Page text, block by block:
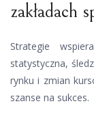
zakładach
Strategie
statystyczna,
rynku i zmian
szanse na sukces.